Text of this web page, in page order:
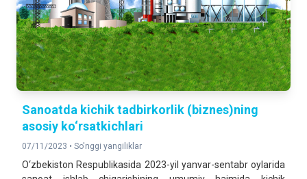
Sanoatda kichik tadbirkorlik (biznes)ning
asosiy ko‘rsatkichlari
07/11/2023 • So'nggi yangiliklar
O‘zbekiston Respublikasida 2023-yil yanvar-sentabr oylarida